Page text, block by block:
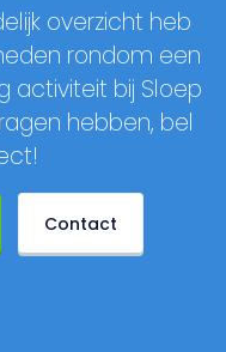
overzicht heb
rondom een
activiteit bij Sloep
hebben, bel
Contact